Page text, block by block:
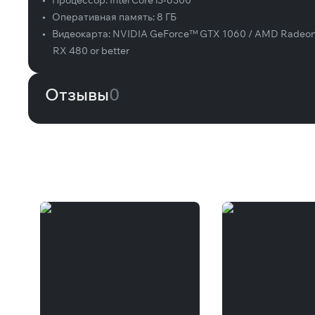
•
Оперативная память: 8 ГБ
•
Видеокарта: NVIDIA GeForce™ GTX 1060 / AMD
RX 480 or better
Отзывы0